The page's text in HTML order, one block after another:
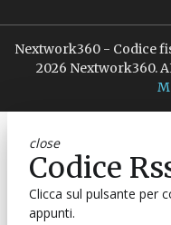
Nextwork360 - Codice
2026 Nextwork360.
close
Codice
Clicca sul pulsante per
appunti.